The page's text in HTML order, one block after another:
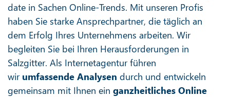
date in Sachen Online-Trends. Mit unseren Profis
haben Sie starke Ansprechpartner, die täglich an
dem Erfolg Ihres Unternehmens arbeiten. Wir
begleiten Sie bei Ihren Herausforderungen in
Salzgitter. Als Internetagentur führen
wir umfassende Analysen durch und entwickeln
gemeinsam mit Ihnen ein ganzheitliches Online